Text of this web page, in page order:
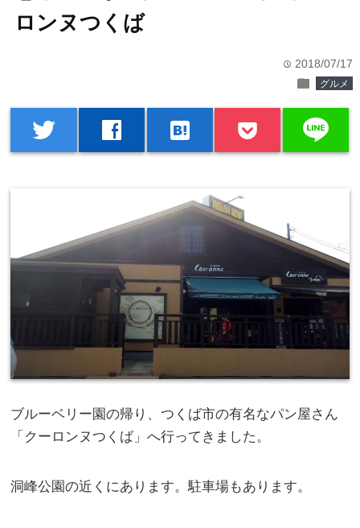
ロンヌつくば
time 2018/07/17
folder グルメ
twitter facebook hatenabookmark line
ブルーベリー園の帰り、つくば市の有名なパン屋さん
「クーロンヌつくば」へ行ってきました。
洞峰公園の近くにあります。駐車場もあります。